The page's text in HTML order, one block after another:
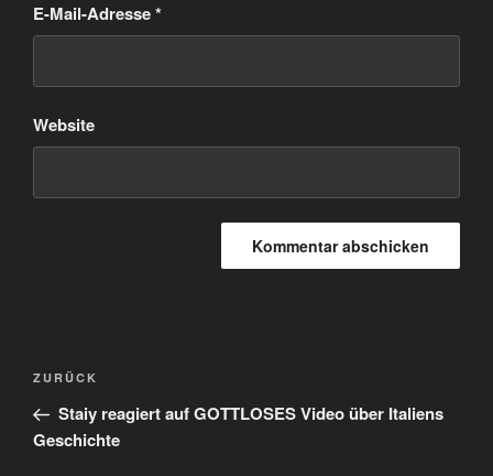
E-Mail-Adresse*
Website
Beitragsnavigation
Vorheriger
Beitrag
ZURÜCK
Staiy reagiert auf GOTTLOSES Video über Italiens
Geschichte